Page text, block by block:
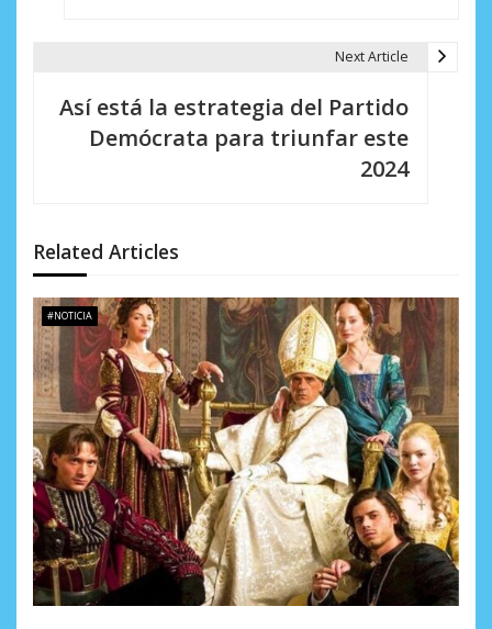
e
e
n
t
r
a
d
a
s
Next Article
Así está la estrategia del Partido
Demócrata para triunfar este
2024
Related Articles
#NOTICIA